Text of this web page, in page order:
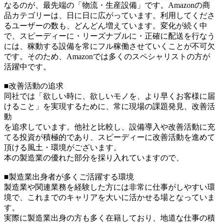
なるのが、最先端の「物流・生産設備」です。Amazonの商
品カテゴリーは、日に日に広がっています。利用してくださ
るユーザーの数も、どんどん増えています。変化が続く中
で、スピーディーに・リーズナブルに・正確に配送を行なう
には、稼動する設備を常にフル稼働させていくことが不可欠
です。そのため、Amazonでは多くのスペシャリストの方が
活躍中です。
■改善活動の追求
同社では「欲しい時に、欲しいモノを、より早くお客様に届
けること」を実現するために、常に現場の課題発見、改善活
動
を追求しています。他社と比較し、設備導入や改善活動に充
てる投資が積極的であり、スピーディーに改善活動を進めて
頂ける風土・環境がございます。
本の製造業の優れた部分を採り入れていますので、
■製造業出身者が多くご活躍する環境
製造業や関連業務を経験した方には非常に仕事がしやすい環
境で、これまでのキャリアを大いに活かせる場となっていま
す。
実際に製造業出身の方も多く在籍しており、地道な仕事の積